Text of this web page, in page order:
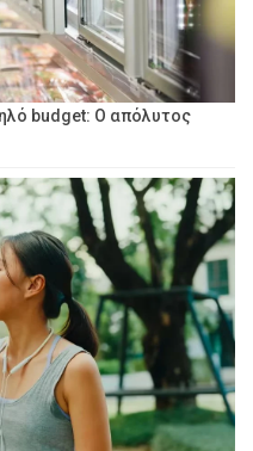
budget: Ο απόλυτος